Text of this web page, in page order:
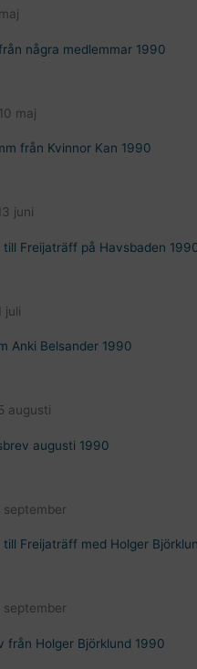
några medlemmar 1990
maj
från Kvinnor Kan 1990
juni
till Freijaträff på Havsbaden
juli
Anki Belsander 1990
augusti
augusti 1990
september
till Freijaträff med Holger
september
från Holger Björklund 1990